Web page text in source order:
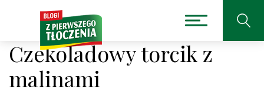
Czekoladowy torcik z
malinami